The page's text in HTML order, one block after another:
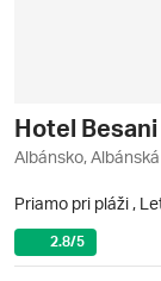
Hotel Besani
Albánsko,
Priamo pri pláži ,
2.8/5